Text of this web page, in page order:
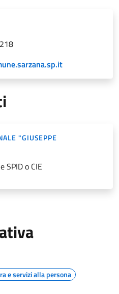
"GIUSEPPE
SPID o CIE
e servizi alla persona